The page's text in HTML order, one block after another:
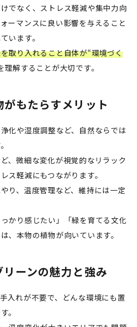
でなく、ストレス軽減や集中力向
ーマンスに良い影響を与えること
います。
取り入れること自体が“環境づく
理解することが大切です。
もたらすメリット
化や湿度調整など、自然ならでは
、微細な変化が視覚的なリラック
ス軽減にもつながります。
り、温度管理など、維持には一定
かり感じたい」「緑を育てる文化
、本物の植物が向いています。
ーンの魅力と強み
入れが不要で、どんな環境にも置
。